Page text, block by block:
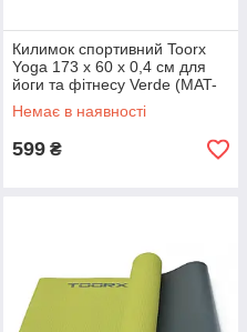
Килимок спортивний Toorx
Yoga 173 х 60 х 0,4 см для
йоги та фітнесу Verde (MAT-
173)
Немає в наявності
599 ₴